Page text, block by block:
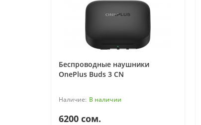
Беспроводные наушники
OnePlus Buds 3 CN
В наличии
6200 сом.